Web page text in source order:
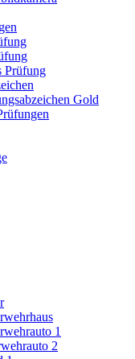
Prüfung
Gold
1
2